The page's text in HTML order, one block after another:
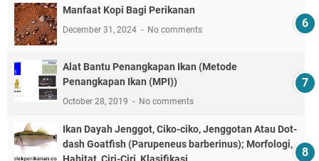
Manfaat Kopi Bagi Perikanan
December 31, 2024 No comments
Alat Bantu Penangkapan Ikan (Metode
Penangkapan Ikan (MPI))
October 28, 2019 No comments
Ikan Dayah Jenggot, Ciko-ciko, Jenggotan Atau Dot-
dash Goatfish (Parupeneus barberinus); Morfologi,